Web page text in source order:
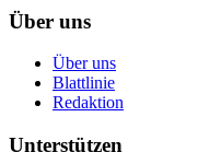
Über uns
Über uns
Blattlinie
Redaktion
Unterstützen